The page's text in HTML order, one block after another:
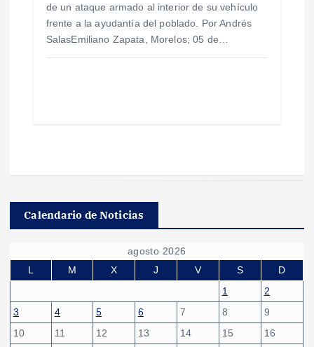
de un ataque armado al interior de su vehículo
frente a la ayudantía del poblado. Por Andrés
SalasEmiliano Zapata, Morelos; 05 de…
Calendario de Noticias
agosto 2026
L
M X J V S
D
1
2
3
4 5 6 7 8
9
10
11 12 13 14 15
16